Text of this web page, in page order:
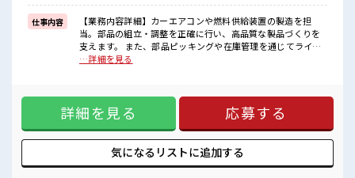
■職場の雰囲気
≪20代の方が多数活躍中の職場≫
休憩室完備でランチや休憩も充実しそう♪
職場にはロッカー完備！
稼ぎたい方は必見！
仕事内容
【業務内容詳細】カーエアコンや燃料供給装置の製造を担
当。部品の組立・調整を正確に行い、高品質な製品づくりを
支えます。 また、部品ピッキングや在庫管理を通じてライン
へ供給し、生産の流れを円滑にします。【取扱製品情報】自
方にオススメ。 残業は月20時間以上あります♪ ≪動きやすい
制服アリ≫ 制服があるので、 毎日の服装の悩み解消♪ ≪初め
ての仕事だけど自分にもできそう≫ 新しいことにチャレンジ
するのは不安だけど、 しっかり働く環境が整っています！ イ
チからスキルUP・ステップUP目指していきましょう！ ≪収
入アップを目指せる≫ 高時給だらけの派遣のお仕事です！ ■
…詳細を見る
詳細を見る 応募する
気になるリストに追加する